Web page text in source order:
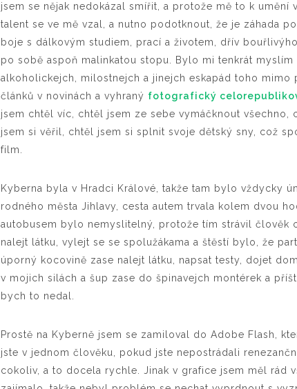
jsem se nějak nedokázal smířit, a protože mě to k umění
talent se ve mě vzal, a nutno podotknout, že je záhada
boje s dálkovým studiem, prací a životem, dřív
po sobě aspoň malinkatou stopu. Bylo mi tenkrát
alkoholickejch, milostnejch a jinejch eskapád toho mimo
článků v novinách a vyhraný fotografický
jsem chtěl víc, chtěl jsem ze sebe vymáčknout všechno,
jsem si věřil, chtěl jsem si splnit svoje dětský sny, což
film.
Kyberna byla v Hradci Králové, takže tam bylo vždycky
rodného města Jihlavy, cesta autem trvala kolem dvou
autobusem bylo nemyslitelný, protože tím strávil člověk
nalejt látku, vylejt se se spolužákama a štěstí bylo, že
úporný kocovině zase nalejt látku, napsat testy, dojet
v mojich silách a šup zase do špinavejch montérek a
bych to nedal.
Prostě na Kyberně jsem se zamiloval do Adobe Flash,
jste v jednom člověku, pokud jste nepostrádali
cokoliv, a to docela rychle. Jinak v grafice jsem měl rád